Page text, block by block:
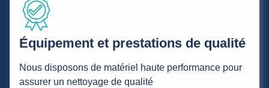
Équipement et prestations de qualité
Nous disposons de matériel haute performance pour
assurer un nettoyage de qualité